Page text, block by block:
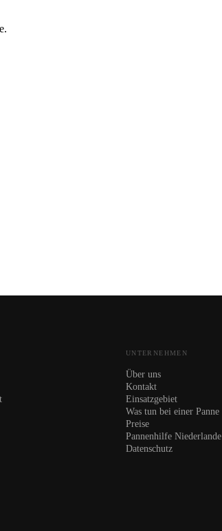
UNTERNEHMEN
Über uns
Kontakt
Einsatzgebiet
Was tun bei einer Panne
Preise
Pannenhilfe Niederlande
Datenschutz